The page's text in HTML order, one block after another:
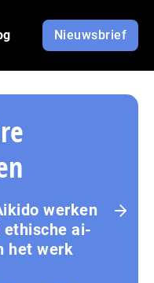
Nieuwsbrief
werken
ethische ai-
het werk